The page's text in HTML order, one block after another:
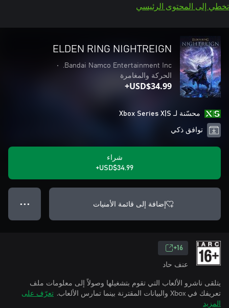
تخطي إلى المحتوى الرئيسي
ELDEN RING NIGHTREIGN
Bandai Namco Entertainment Inc.
•
الحركة والمغامرة
USD$34.99+
محسّنة لـ Xbox Series X|S
توافق ذكي
شراء
USD$34.99+
إضافة إلى قائمة الأمنيات ● ● ●
16+
عنف حاد
يتلقى ناشرو الألعاب التي تقوم بتشغيلها وصولاً إلى معلومات ملف
تعريفك في Xbox والبيانات المقترنة بينما تمارس الألعاب.
تعرّف على
المزيد